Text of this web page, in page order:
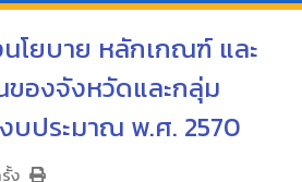
โยบาย หลักเกณฑ์ และ
องจังหวัดและกลุ่ม
บประมาณ พ.ศ. 2570
ง